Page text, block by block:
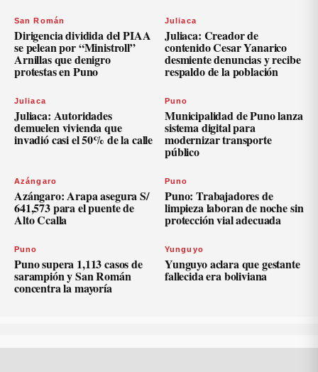
San Román
Dirigencia dividida del PIAA
se pelean por “Ministroll”
Arnillas que denigro
protestas en Puno
Juliaca
Juliaca: Creador de
contenido Cesar Yanarico
desmiente denuncias y recibe
respaldo de la población
Juliaca
Juliaca: Autoridades
demuelen vivienda que
invadió casi el 50% de la calle
Puno
Municipalidad de Puno lanza
sistema digital para
modernizar transporte
público
Azángaro
Azángaro: Arapa asegura S/
641,573 para el puente de
Alto Ccalla
Puno
Puno: Trabajadores de
limpieza laboran de noche sin
protección vial adecuada
Puno
Puno supera 1,113 casos de
sarampión y San Román
concentra la mayoría
Yunguyo
Yunguyo aclara que gestante
fallecida era boliviana